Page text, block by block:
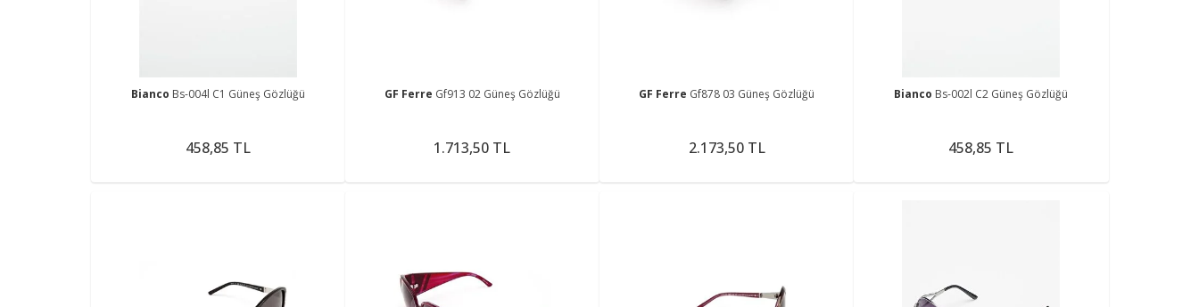
Bianco Bs-004l C1 Güneş Gözlüğü
458,85 TL
GF Ferre Gf913 02 Güneş Gözlüğü
1.713,50 TL
GF Ferre Gf878 03 Güneş Gözlüğü
2.173,50 TL
Bianco Bs-002l C2 Güneş Gözlüğü
458,85 TL